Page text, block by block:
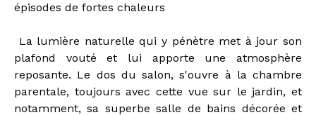
épisodes de fortes chaleurs
La lumière naturelle qui y pénètre met à jour son
plafond vouté et lui apporte une atmosphère
reposante. Le dos du salon, s'ouvre à la chambre
parentale, toujours avec cette vue sur le jardin, et
notamment, sa superbe salle de bains décorée et